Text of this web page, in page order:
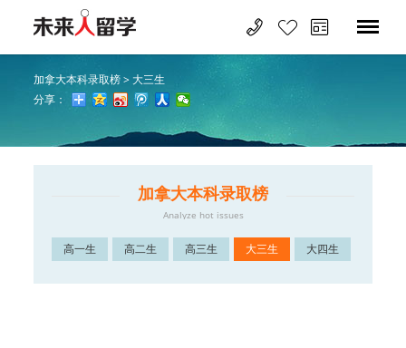
加拿大本科录取榜>大三生
分享：
加拿大本科录取榜
Analyze hot issues
高一生 高二生 高三生 大三生 大四生